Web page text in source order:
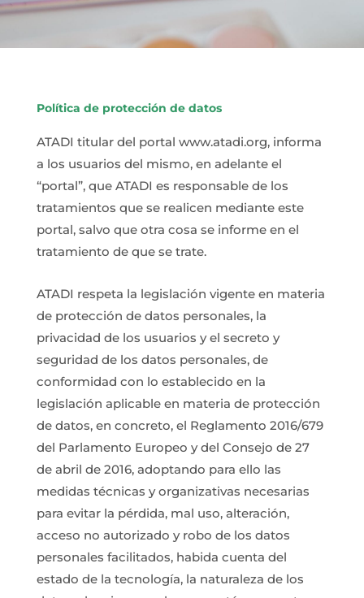
Política de protección de datos
ATADI titular del portal www.atadi.org, informa
a los usuarios del mismo, en adelante el
“portal”, que ATADI es responsable de los
tratamientos que se realicen mediante este
portal, salvo que otra cosa se informe en el
tratamiento de que se trate.
ATADI respeta la legislación vigente en materia
de protección de datos personales, la
privacidad de los usuarios y el secreto y
seguridad de los datos personales, de
conformidad con lo establecido en la
legislación aplicable en materia de protección
de datos, en concreto, el Reglamento 2016/679
del Parlamento Europeo y del Consejo de 27
de abril de 2016, adoptando para ello las
medidas técnicas y organizativas necesarias
para evitar la pérdida, mal uso, alteración,
acceso no autorizado y robo de los datos
personales facilitados, habida cuenta del
estado de la tecnología, la naturaleza de los